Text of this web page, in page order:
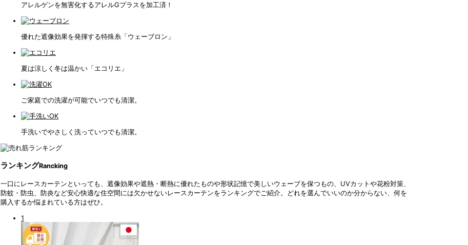
アレルゲンを無害化するアレルGプラスを加工済！
優れた遮像効果を発揮する特殊糸「ウェーブロン」
夏は涼しく冬は温かい「エコリエ」
ご家庭での洗濯が可能でいつでも清潔。
手洗いでやさしく洗っていつでも清潔。
ランキングRancking
一口にレースカーテンといっても、遮像効果や遮熱・断熱に優れたものや形状記憶で美しいウェーブを保つもの、UVカットや花粉対策、
防蚊・防虫、防炎など安心快適な住空間には欠かせないレースカーテンをランキングでご紹介。どれを選んでいいのか分からない、何を
購入するか悩まれている方はぜひ。
1